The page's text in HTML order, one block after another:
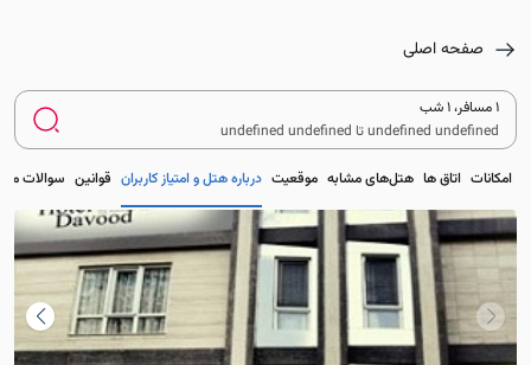
صفحه اصلی
۱ مسافر، 1 شب
undefined undefined تا undefined undefined
امکانات اتاق ها هتل‌های مشابه موقعیت درباره هتل و امتیاز کاربران قوانین سوالات